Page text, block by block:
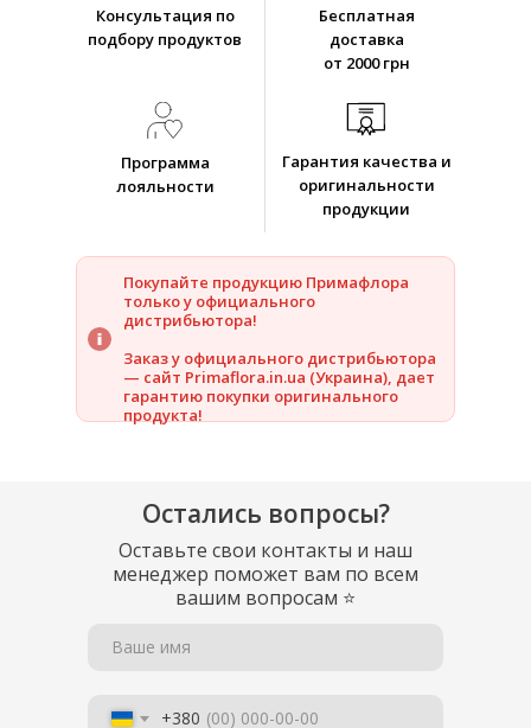
Консультация по
подбору продуктов
Бесплатная
доставка
от 2000 грн
Программа
лояльности
Гарантия качества и
оригинальности
продукции
Покупайте продукцию Примафлора
только у официального
дистрибьютора!
Заказ у официального дистрибьютора
— сайт Primaflora.in.ua (Украина), дает
гарантию покупки оригинального
продукта!
Остались вопросы?
Оставьте свои контакты и наш
менеджер поможет вам по всем
вашим вопросам ⭐
Ваше имя
+380